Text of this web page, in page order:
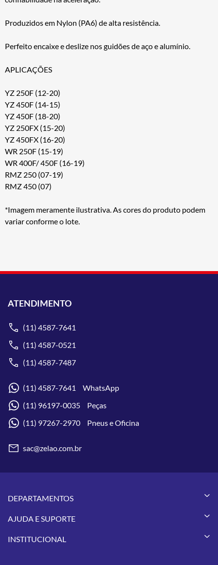
Produzidos em Nylon (PA6) de alta resistência.
Perfeito encaixe e deslize nos guidões de aço e alumínio.
APLICAÇÕES
YZ 250F (12-20)
YZ 450F (14-15)
YZ 450F (18-20)
YZ 250FX (15-20)
YZ 450FX (16-20)
WR 250F (15-19)
WR 400F/ 450F (16-19)
RMZ 250 (07-19)
RMZ 450 (07)
*Imagem meramente ilustrativa. As cores do produto podem
variar conforme o lote.
ATENDIMENTO
(11) 4587-7641
(11) 4587-0521
(11) 4587-7487
(11) 4587-7641 WhatsApp
(11) 96197-0035 Peças
(11) 97267-2970 Pneus e Oficina
sac@zelao.com.br
DEPARTAMENTOS
Vestuários
Pneus
AJUDA E SUPORTE
Meus Pedidos
INSTITUCIONAL